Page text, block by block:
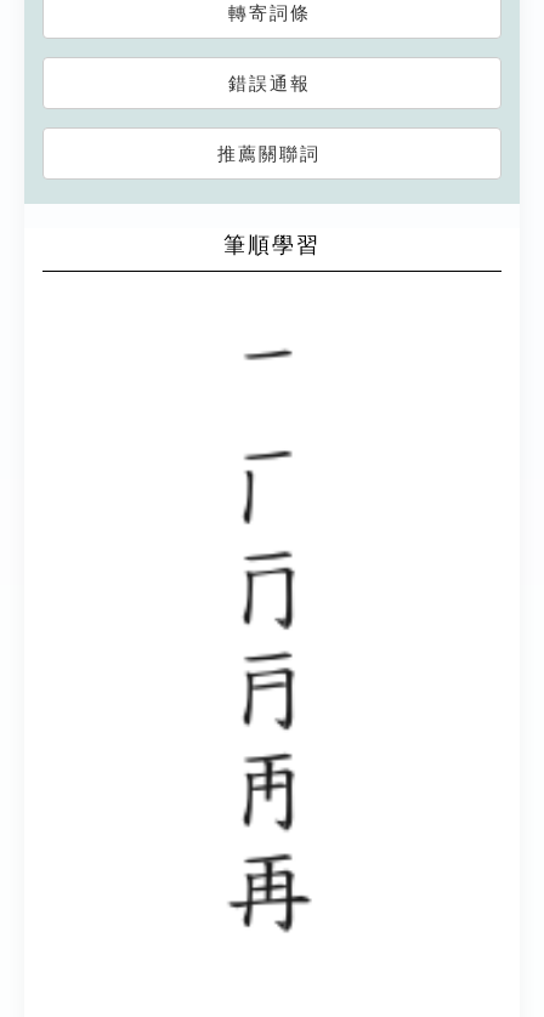
轉寄詞條
錯誤通報
推薦關聯詞
筆順學習